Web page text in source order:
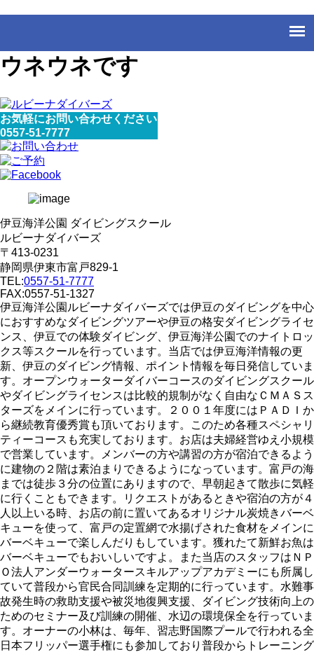
ウネウネです
お気軽にお問い合わせください
0557-51-7777
伊豆海洋公園 ダイビングスクール
ルビーナダイバーズ
〒413-0231
静岡県伊東市富戸829-1
TEL:0557-51-7777
FAX:0557-51-1327
伊豆海洋公園ルビーナダイバーズでは伊豆のダイビングを中心
におすすめなダイビングツアーや伊豆の格安ダイビングライセ
ンス、伊豆での体験ダイビング、伊豆海洋公園でのナイトロッ
クス等スクールを行っています。当店では伊豆海洋情報の更
新、伊豆のダイビング情報、ポイント情報を毎日発信していま
す。オープンウォーターダイバーコースのダイビングスクール
やダイビングライセンスは比較的規制がなく自由なＣＭＡＳス
ターズをメインに行っています。２００１年度にはＰＡＤＩか
ら継続教育優秀賞も頂いております。このため各種スペシャリ
ティーコースも充実しております。お店は夫婦経営ゆえ小規模
で営業しています。メンバーの方や講習の方が宿泊できるよう
に建物の２階は素泊まりできるようになっています。富戸の海
までは徒歩３分の位置にありますので、早朝起きて散歩に気軽
に行くこともできます。リクエストがあるときや宿泊の方が４
人以上いる時、お店の前に置いてあるオリジナル炭焼きバーベ
キューを使って、富戸の定置網で水揚げされた食材をメインに
バーベキューで楽しんだりもしています。獲れたて新鮮お魚は
バーベキューでもおいしいですよ。また当店のスタッフはＮＰ
Ｏ法人アンダーウォータースキルアップアカデミーにも所属し
ていて普段から官民合同訓練を定期的に行っています。水難事
故発生時の救助支援や被災地復興支援、ダイビング技術向上の
ためのセミナー及び訓練の開催、水辺の環境保全を行っていま
す。オーナーの小林は、毎年、習志野国際プールで行われる全
日本フリッパー選手権にも参加しており普段からトレーニング